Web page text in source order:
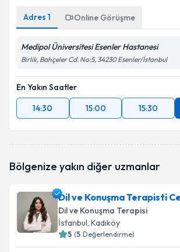
Adres 1 Online Görüşme
Medipol Üniversitesi Esenler Hastanesi
Birlik, Bahçeler Cd. No:5, 34230 Esenler/İstanbul
En Yakın Saatler
14:30
15:00 15:30
Bölgenize yakın diğer uzmanlar
Dil ve Konuşma Terapisti
Dil ve Konuşma Terapisi
İstanbul, Kadıköy
5 (5 Değerlendirme)